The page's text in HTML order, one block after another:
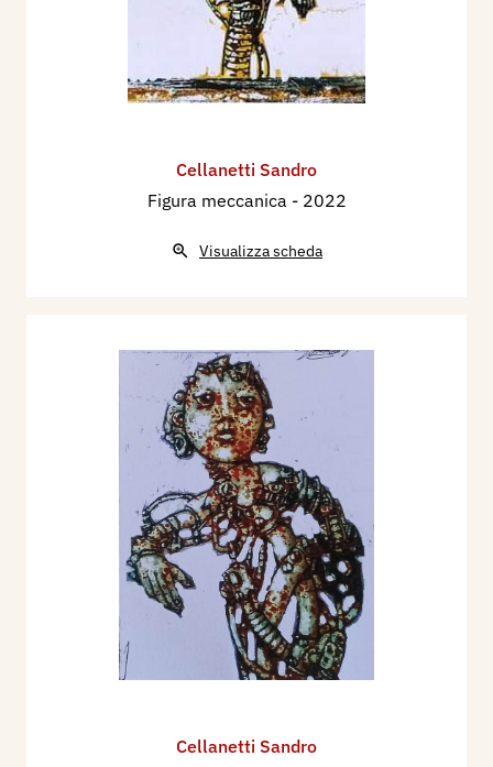
Cellanetti Sandro
Figura meccanica - 2022
Visualizza scheda
Cellanetti Sandro